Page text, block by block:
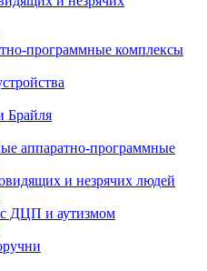
программные комплексы
аппаратно-программные
и незрячих людей
с ДЦП и аутизмом